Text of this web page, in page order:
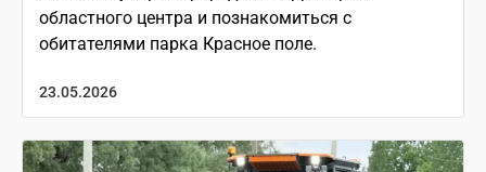
областного центра и познакомиться с
обитателями парка Красное поле.
23.05.2026